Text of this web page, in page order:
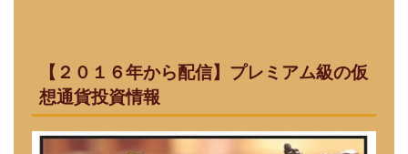
【２０１６年から配信】プレミアム級の仮
想通貨投資情報